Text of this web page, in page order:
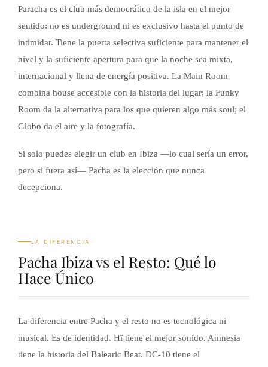
Paracha es el club más democrático de la isla en el mejor
sentido: no es underground ni es exclusivo hasta el punto de
intimidar. Tiene la puerta selectiva suficiente para mantener el
nivel y la suficiente apertura para que la noche sea mixta,
internacional y llena de energía positiva. La Main Room
combina house accesible con la historia del lugar; la Funky
Room da la alternativa para los que quieren algo más soul; el
Globo da el aire y la fotografía.
Si solo puedes elegir un club en Ibiza —lo cual sería un error,
pero si fuera así— Pacha es la elección que nunca
decepciona.
LA DIFERENCIA
Pacha Ibiza vs el Resto: Qué lo
Hace Único
La diferencia entre Pacha y el resto no es tecnológica ni
musical. Es de identidad. Hï tiene el mejor sonido. Amnesia
tiene la historia del Balearic Beat. DC-10 tiene el